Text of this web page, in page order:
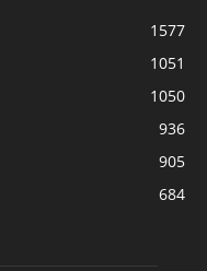
1577
1051
1050
936
905
684